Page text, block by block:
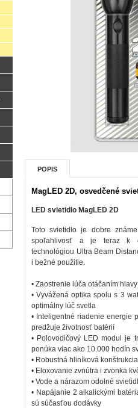
POPIS
MagLED 2D, osvedčené
LED svietidlo MagLED 2D
Toto svietidlo je dobre
spoľahlivosť a je teraz k
technológiou Ultra Beam
i bežné použitie.
• Zaostrenie lúča otáčaním hlavy
• Vyvážená optika spolu s 3
optimálny lúč svetla
• Inteligentné riadenie energie
predžuje životnosť batérií
• Polovodičový LED modul je
ponúka viac ako 10.000 hodín
• Robustná hliníková
• Eloxovanie zvnútra i zvonka
• Vode a nárazom odolné
• Napájanie 2 alkalickými
sú súčasťou dodávky